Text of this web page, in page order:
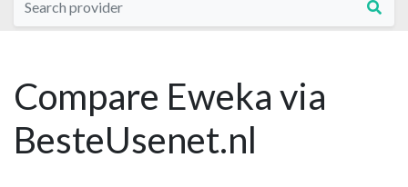
Compare Eweka via
BesteUsenet.nl